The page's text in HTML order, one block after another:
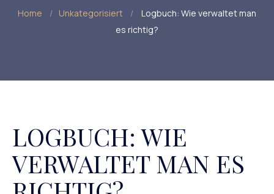
Home Unkategorisiert
Logbuch: Wie verwaltet man
es richtig?
LOGBUCH: WIE
VERWALTET MAN ES